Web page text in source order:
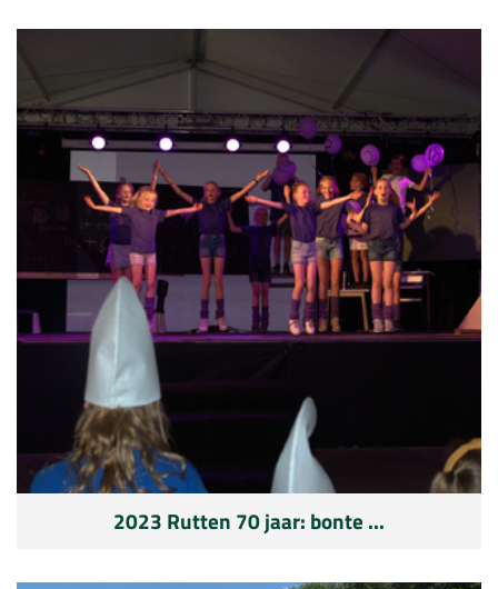
2023 Rutten 70 jaar: bonte ...